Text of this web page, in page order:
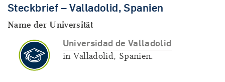
Steckbrief – Valladolid, Spanien
Name der Universität
Universidad de Valladolid
in Valladolid, Spanien.